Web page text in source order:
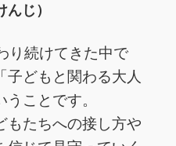
じ）
り続けてきた中で
どもと関わる大人
ことです。
もたちへの接し方や